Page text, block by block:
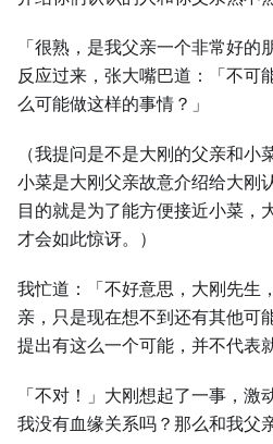
「很熟，是我父亲⼀个非常好
反应过来，张⼤嘴巴道：「不可
么可能做这样的事情？」
（我提问是不是⼤刚的父亲和
小菜是⼤刚父亲故意介绍给⼤刚
目的就是为了能方便接近小菜，
才会如此惊讶。）
我忙道：「不好意思，⼤刚先⽣
亲，只是现在想不到还有其他可
提出有这么⼀个可能，并不代表
「不对！」⼤刚想起了⼀事，
我没有血缘关系吗？那么和我父